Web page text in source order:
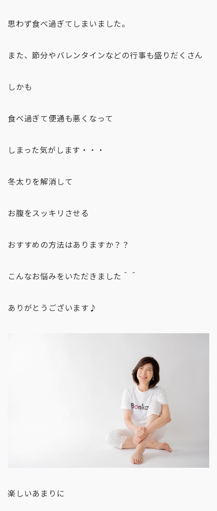
思わず食べ過ぎてしまいました。
また、節分やバレンタインなどの行事も盛りだくさん
しかも
食べ過ぎて便通も悪くなって
しまった気がします・・・
冬太りを解消して
お腹をスッキリさせる
おすすめの方法はありますか？？
こんなお悩みをいただきました＾＾
ありがとうございます♪
楽しいあまりに